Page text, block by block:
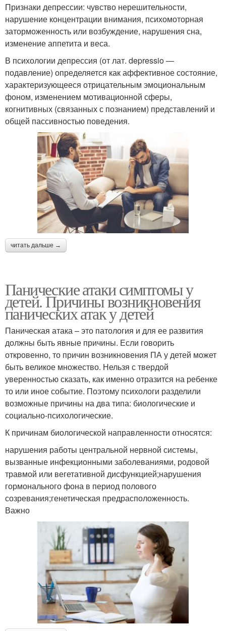
Признаки депрессии: чувство нерешительности,
нарушение концентрации внимания, психомоторная
заторможенность или возбуждение, нарушения сна,
изменение аппетита и веса.
В психологии депрессия (от лат. depressio —
подавление) определяется как аффективное состояние,
характеризующееся отрицательным эмоциональным
фоном, изменением мотивационной сферы,
когнитивных (связанных с познанием) представлений и
общей пассивностью поведения.
читать дальше →
Панические атаки симптомы у
детей. Причины возникновения
панических атак у детей
Паническая атака – это патология и для ее развития
должны быть явные причины. Если говорить
откровенно, то причин возникновения ПА у детей может
быть великое множество. Нельзя с твердой
уверенностью сказать, как именно отразится на ребенке
то или иное событие. Поэтому психологи разделили
возможные причины на два типа: биологические и
социально-психологические.
К причинам биологической направленности относятся:
нарушения работы центральной нервной системы,
вызванные инфекционными заболеваниями, родовой
травмой или вегетативной дисфункцией;нарушения
гормонального фона в период полового
созревания;генетическая предрасположенность.
Важно